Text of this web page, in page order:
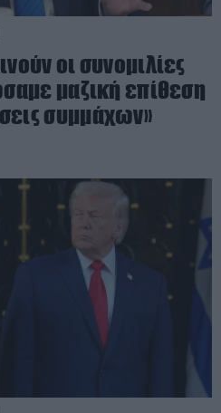
οι συνομιλίες
μαζική επίθεση
συμμάχων»